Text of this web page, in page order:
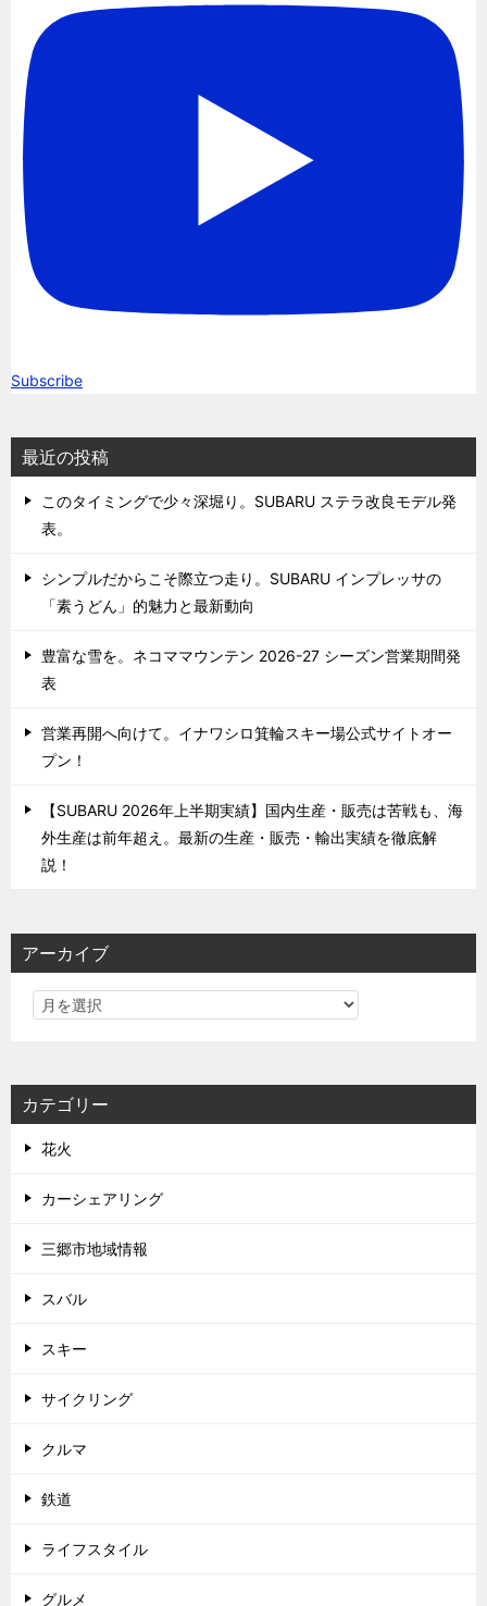
Subscribe
最近の投稿
このタイミングで少々深堀り。SUBARU ステラ改良モデル発
表。
シンプルだからこそ際立つ走り。SUBARU インプレッサの
「素うどん」的魅力と最新動向
豊富な雪を。ネコママウンテン 2026-27 シーズン営業期間発
表
営業再開へ向けて。イナワシロ箕輪スキー場公式サイトオー
プン！
【SUBARU 2026年上半期実績】国内生産・販売は苦戦も、海
外生産は前年超え。最新の生産・販売・輸出実績を徹底解
説！
アーカイブ
カテゴリー
花火
カーシェアリング
三郷市地域情報
スバル
スキー
サイクリング
クルマ
鉄道
ライフスタイル
グルメ